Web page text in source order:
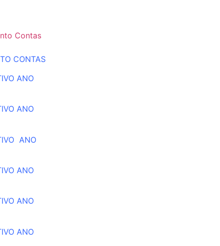
Contas
CONTAS
ANO
ANO
ANO
ANO
ANO
ANO